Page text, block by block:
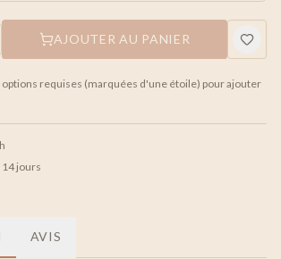
AJOUTER AU PANIER
options requises (marquées d'une étoile) pour ajouter
jours
AVIS